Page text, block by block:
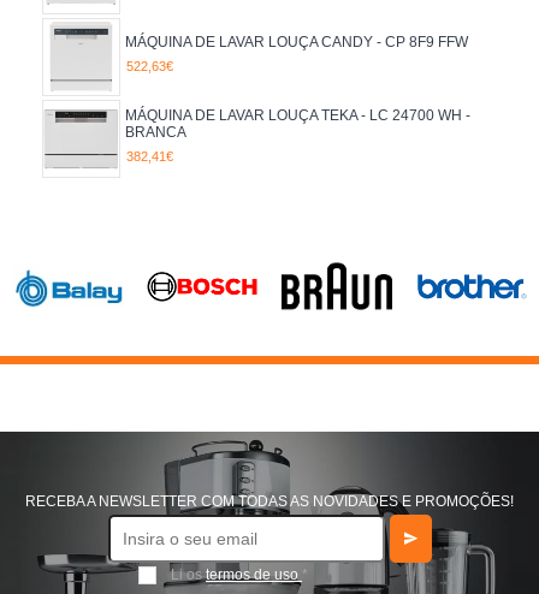
55
60
DE 6 A 12
MÁQUINA DE LAVAR LOUÇA CANDY - CP 8F9 FFW
522,63€
MÁQUINA DE LAVAR LOUÇA TEKA - LC 24700 WH -
BRANCA
382,41€
RECEBA A NEWSLETTER COM TODAS AS NOVIDADES E PROMOÇÕES!
Li ostermos de uso *